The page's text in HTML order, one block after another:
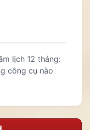
lịch 12 tháng:
công cụ nào